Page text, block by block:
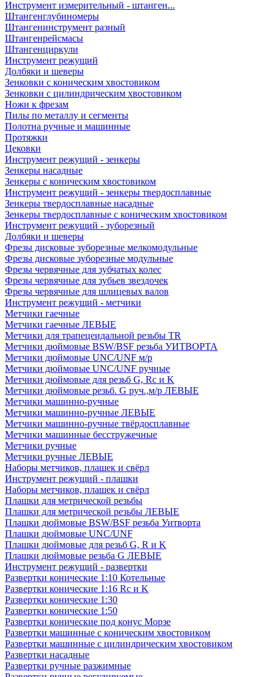
Инструмент измерительный - штанген...
Штангенглубиномеры
Штангенинструмент разный
Штангенрейсмасы
Штангенциркули
Инструмент режущий
Долбяки и шеверы
Зенковки с коническим хвостовиком
Зенковки с цилиндрическим хвостовиком
Ножи к фрезам
Пилы по металлу и сегменты
Полотна ручные и машинные
Протяжки
Цековки
Инструмент режущий - зенкеры
Зенкеры насадные
Зенкеры с коническим хвостовиком
Инструмент режущий - зенкеры твердосплавные
Зенкеры твердосплавные насадные
Зенкеры твердосплавные с коническим хвостовиком
Инструмент режущий - зуборезный
Долбяки и шеверы
Фрезы дисковые зуборезные мелкомодульные
Фрезы дисковые зуборезные модульные
Фрезы червячные для зубчатых колес
Фрезы червячные для зубьев звездочек
Фрезы червячные для шлицевых валов
Инструмент режущий - метчики
Метчики гаечные
Метчики гаечные ЛЕВЫЕ
Метчики для трапецеидальной резьбы TR
Метчики дюймовые BSW/BSF резьба УИТВОРТА
Метчики дюймовые UNC/UNF м/р
Метчики дюймовые UNC/UNF ручные
Метчики дюймовые для резьб G, Rc и K
Метчики дюймовые резьб. G руч.,м/р ЛЕВЫЕ
Метчики машинно-ручные
Метчики машинно-ручные ЛЕВЫЕ
Метчики машинно-ручные твёрдосплавные
Метчики машинные бесстружечные
Метчики ручные
Метчики ручные ЛЕВЫЕ
Наборы метчиков, плашек и свёрл
Инструмент режущий - плашки
Наборы метчиков, плашек и свёрл
Плашки для метрической резьбы
Плашки для метрической резьбы ЛЕВЫЕ
Плашки дюймовые BSW/BSF резьба Уитворта
Плашки дюймовые UNC/UNF
Плашки дюймовые для резьб G, R и K
Плашки дюймовые резьба G ЛЕВЫЕ
Инструмент режущий - развертки
Развертки конические 1:10 Котельные
Развертки конические 1:16 Rc и K
Развертки конические 1:30
Развертки конические 1:50
Развертки конические под конус Морзе
Развертки машинные с коническим хвостовиком
Развертки машинные с цилиндрическим хвостовиком
Развертки насадные
Развертки ручные разжимные